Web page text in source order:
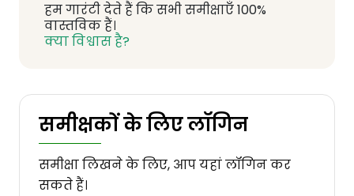
हम गारंटी देते हैं कि सभी समीक्षाएँ 100%
वास्तविक हैं।
क्या विश्वास है?
समीक्षकों के लिए लॉगिन
समीक्षा लिखने के लिए, आप यहां लॉगिन कर
सकते हैं।